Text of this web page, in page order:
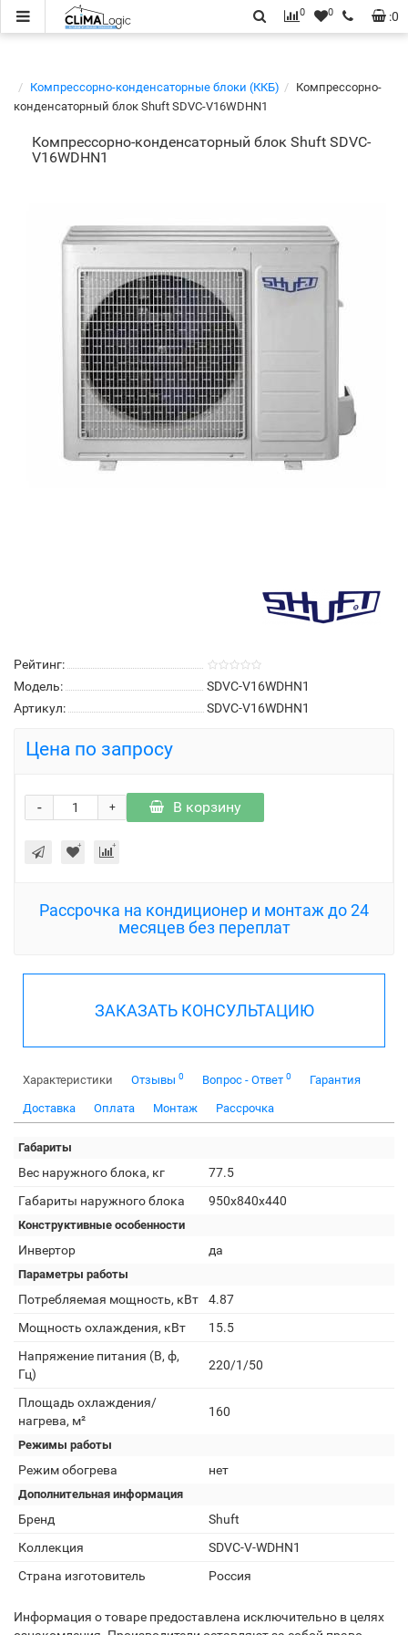
:0
0 0
Компрессорно-конденсаторные блоки (ККБ)
Компрессорно-
конденсаторный блок Shuft SDVC-V16WDHN1
Компрессорно-конденсаторный блок Shuft SDVC-
V16WDHN1
Рейтинг:
Модель:
SDVC-V16WDHN1
Артикул:
SDVC-V16WDHN1
Цена по запросу
+
- В корзину
Рассрочка на кондиционер и монтаж до 24
месяцев без переплат
ЗАКАЗАТЬ КОНСУЛЬТАЦИЮ
Характеристики Отзывы 0 Вопрос - Ответ 0 Гарантия
Доставка Оплата Монтаж Рассрочка
Габариты
Вес наружного блока, кг
77.5
Габариты наружного блока
950x840x440
Конструктивные особенности
Инвертор да
Параметры работы
Потребляемая мощность, кВт
4.87
Мощность охлаждения, кВт
15.5
Напряжение питания (В, ф,
Гц)
220/1/50
Площадь охлаждения/
нагрева, м²
160
Режимы работы
Режим обогрева нет
Дополнительная информация
Бренд
Shuft
Коллекция
SDVC-V-WDHN1
Страна изготовитель
Россия
Информация о товаре предоставлена исключительно в целях